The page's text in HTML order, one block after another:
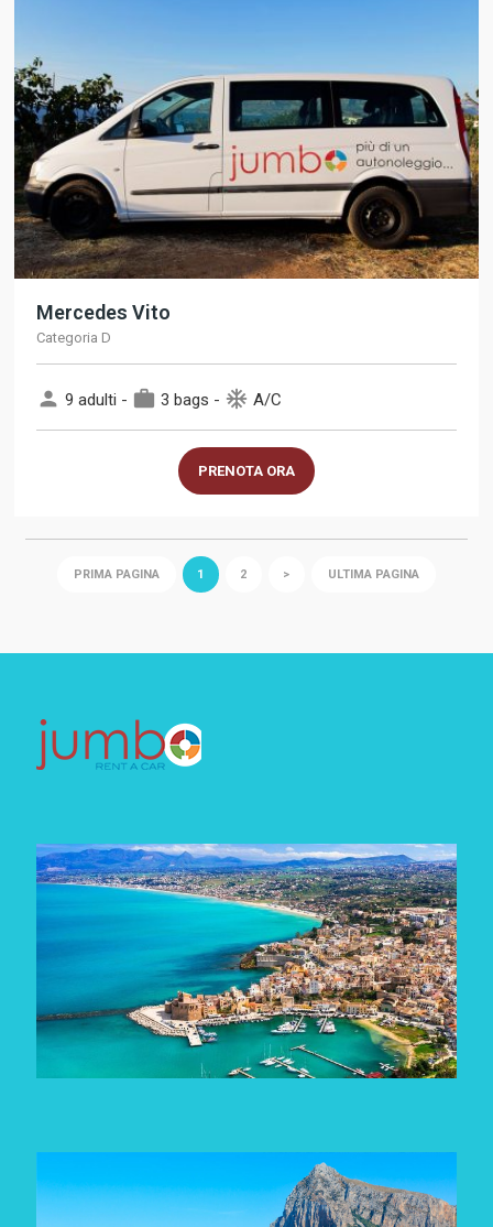
Mercedes Vito
Categoria D
person 9 adulti - work 3 bags - ac_unit A/C
PRENOTA ORA
PRIMA PAGINA 1 2 > ULTIMA PAGINA